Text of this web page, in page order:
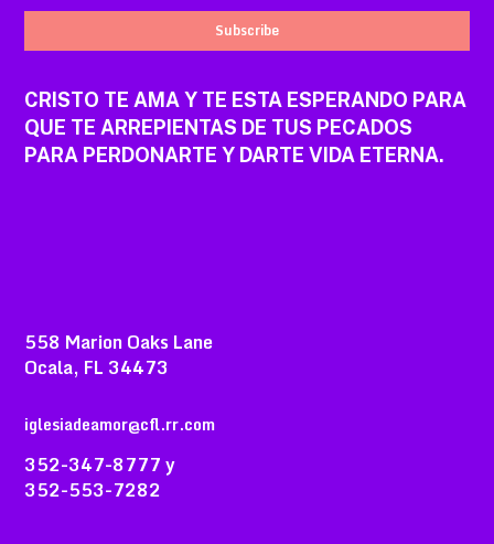
Subscribe
CRISTO TE AMA Y TE ESTA ESPERANDO PARA
QUE TE ARREPIENTAS DE TUS PECADOS
PARA PERDONARTE Y DARTE VIDA ETERNA.
558 Marion Oaks Lane
Ocala, FL 34473
iglesiadeamor@cfl.rr.com
352-347-8777 y
352-553-7282